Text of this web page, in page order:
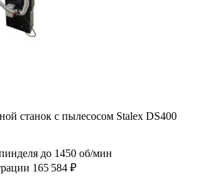
станок с пылесосом Stalex DS400
до 1450 об/мин
165 584 ₽